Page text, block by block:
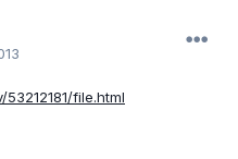
file.html